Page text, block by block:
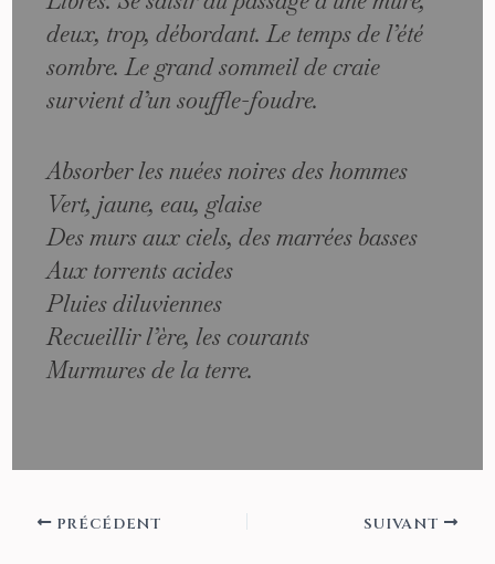
deux, trop, débordant. Le temps de l’été
sombre. Le grand sommeil de craie
survient d’un souffle-foudre.
Absorber les nuées noires des hommes
Vert, jaune, eau, glaise
Des murs aux ciels, des marrées basses
Aux torrents acides
Pluies diluviennes
Recueillir l’ère, les courants
Murmures de la terre.
PRÉCÉDENT SUIVANT